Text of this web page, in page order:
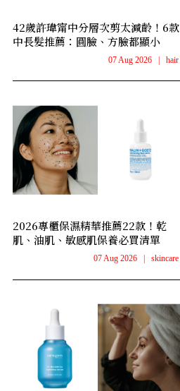
42歲許瑋甯中分層次剪太減齡！6款
中長髮推薦：圓臉、方臉都顯小
07 Aug 2026 | hair
2026專櫃保濕精華推薦22款！乾
肌、油肌、敏感肌保養必買清單
07 Aug 2026 skincare